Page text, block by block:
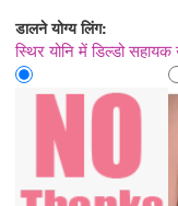
डालने योग्य लिंग:
स्थिर योनि में डिल्डो